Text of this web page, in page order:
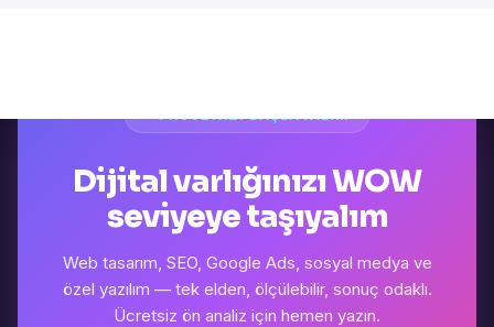
Dijital varlığınızı WOW
seviyeye taşıyalım
Web tasarım, SEO, Google Ads, sosyal medya ve
özel yazılım — tek elden, ölçülebilir, sonuç odaklı.
Ücretsiz ön analiz için hemen yazın.